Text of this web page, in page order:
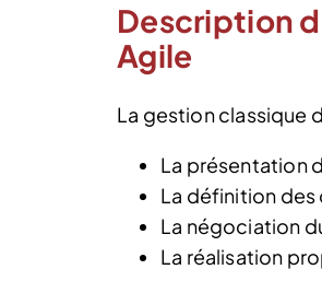
Description
Agile
La gestion classique
La présentation
La définition
La négociation
La réalisation